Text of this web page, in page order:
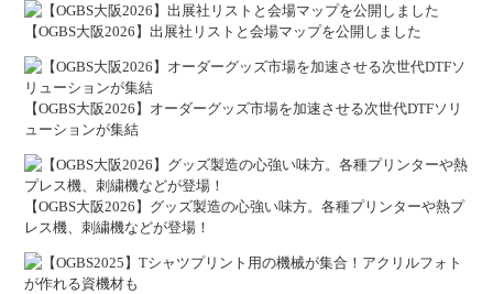
【OGBS大阪2026】出展社リストと会場マップを公開しました
【OGBS大阪2026】オーダーグッズ市場を加速させる次世代DTFソリ
ューションが集結
【OGBS大阪2026】グッズ製造の心強い味方。各種プリンターや熱プ
レス機、刺繍機などが登場！